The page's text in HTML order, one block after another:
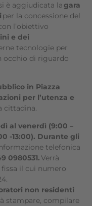
è aggiudicata lagara
per la concessione del
l’obiettivo
e dei
tecnologie per
occhio di riguardo
in Piazza
per l’utenza e
cittadina.
al venerdì (9:00 –
-13:00). Durante gli
telefonica
0980531.Verrà
il cui numero
non residenti
stampare, compilare